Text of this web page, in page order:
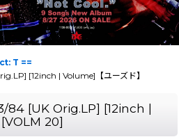
T ==
[12inch | Volume]【ユーズド】
84 [UK Orig.LP] [12inch |
[VOLM 20]